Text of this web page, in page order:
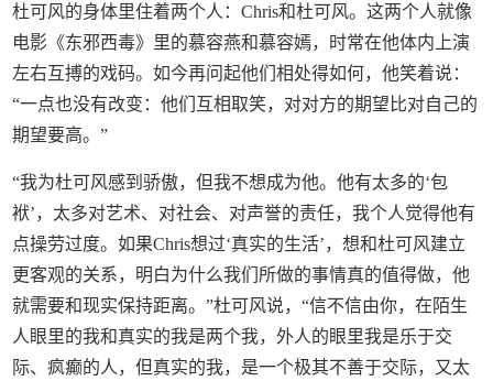
杜可风的身体里住着两个人：Chris和杜可风。这两个人就像
电影《东邪西毒》里的慕容燕和慕容嫣，时常在他体内上演
左右互搏的戏码。如今再问起他们相处得如何，他笑着说：
“一点也没有改变：他们互相取笑，对对方的期望比对自己的
期望要高。”
“我为杜可风感到骄傲，但我不想成为他。他有太多的‘包
袱’，太多对艺术、对社会、对声誉的责任，我个人觉得他有
点操劳过度。如果Chris想过‘真实的生活’，想和杜可风建立
更客观的关系，明白为什么我们所做的事情真的值得做，他
就需要和现实保持距离。”杜可风说，“信不信由你，在陌生
人眼里的我和真实的我是两个我，外人的眼里我是乐于交
际、疯癫的人，但真实的我，是一个极其不善于交际，又太